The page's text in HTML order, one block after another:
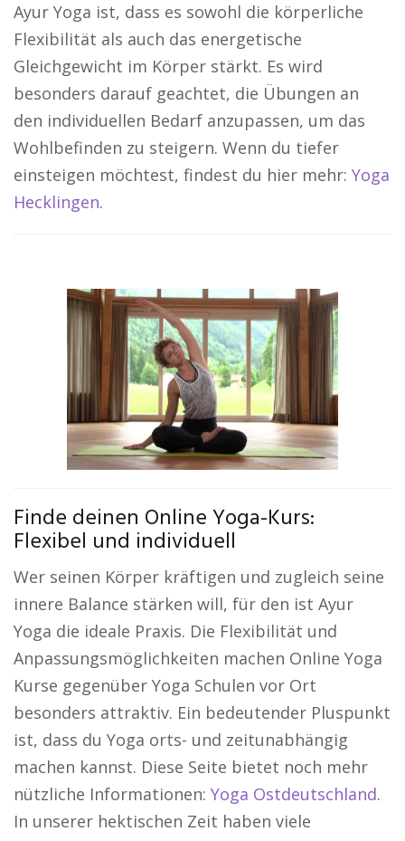
Ayur Yoga ist, dass es sowohl die körperliche
Flexibilität als auch das energetische
Gleichgewicht im Körper stärkt. Es wird
besonders darauf geachtet, die Übungen an
den individuellen Bedarf anzupassen, um das
Wohlbefinden zu steigern. Wenn du tiefer
einsteigen möchtest, findest du hier mehr: Yoga
Hecklingen.
Finde deinen Online Yoga-Kurs:
Flexibel und individuell
Wer seinen Körper kräftigen und zugleich seine
innere Balance stärken will, für den ist Ayur
Yoga die ideale Praxis. Die Flexibilität und
Anpassungsmöglichkeiten machen Online Yoga
Kurse gegenüber Yoga Schulen vor Ort
besonders attraktiv. Ein bedeutender Pluspunkt
ist, dass du Yoga orts- und zeitunabhängig
machen kannst. Diese Seite bietet noch mehr
nützliche Informationen: Yoga Ostdeutschland.
In unserer hektischen Zeit haben viele